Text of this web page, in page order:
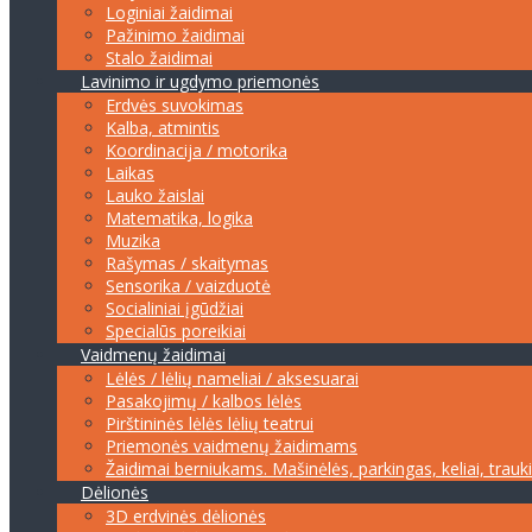
Loginiai žaidimai
Pažinimo žaidimai
Stalo žaidimai
Lavinimo ir ugdymo priemonės
Erdvės suvokimas
Kalba, atmintis
Koordinacija / motorika
Laikas
Lauko žaislai
Matematika, logika
Muzika
Rašymas / skaitymas
Sensorika / vaizduotė
Socialiniai įgūdžiai
Specialūs poreikiai
Vaidmenų žaidimai
Lėlės / lėlių nameliai / aksesuarai
Pasakojimų / kalbos lėlės
Pirštininės lėlės lėlių teatrui
Priemonės vaidmenų žaidimams
Žaidimai berniukams. Mašinėlės, parkingas, keliai,
Dėlionės
3D erdvinės dėlionės